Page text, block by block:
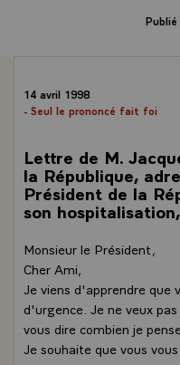
14 avril 1998
- Seul le prononcé fait foi
Lettre de M.
la République,
Président de la
son
Monsieur le Président,
Cher Ami,
Je viens d'apprendre que
d'urgence. Je ne veux
vous dire combien je
Je souhaite que vous